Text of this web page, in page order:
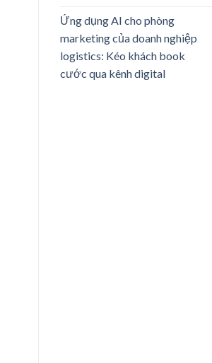
Ứng dụng AI cho phòng
marketing của doanh nghiệp
logistics: Kéo khách book
cước qua kênh digital